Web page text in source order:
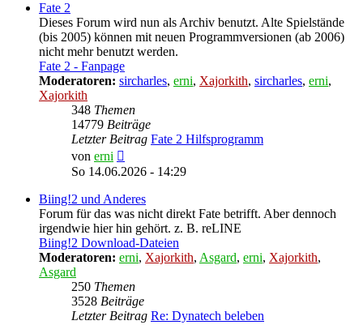
Fate 2
Dieses Forum wird nun als Archiv benutzt. Alte Spielstände
(bis 2005) können mit neuen Programmversionen (ab 2006)
nicht mehr benutzt werden.
Fate 2 - Fanpage
Moderatoren: sircharles, erni, Xajorkith, sircharles, erni,
Xajorkith
348 Themen
14779 Beiträge
Letzter Beitrag Fate 2 Hilfsprogramm
von erni
Beitrag
So 14.06.2026 - 14:29
Biing!2 und Anderes
Forum für das was nicht direkt Fate betrifft. Aber dennoch
irgendwie hier hin gehört. z. B. reLINE
Biing!2 Download-Dateien
Moderatoren: erni, Xajorkith, Asgard, erni, Xajorkith,
Asgard
250 Themen
3528 Beiträge
Letzter Beitrag Re: Dynatech beleben